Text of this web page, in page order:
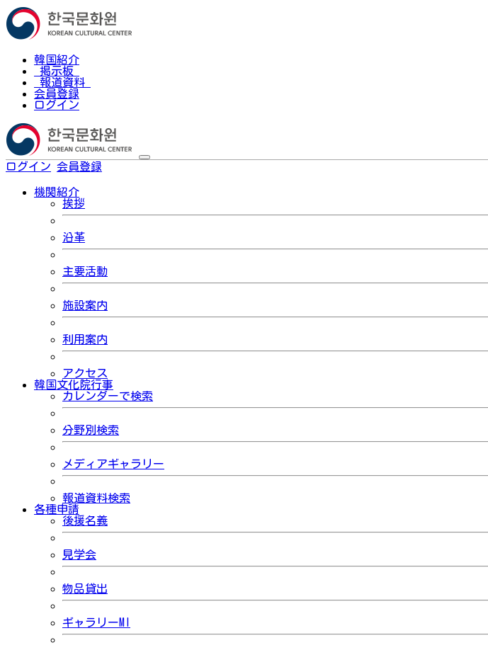
韓国紹介
掲示板
報道資料
会員登録
ログイン
ログイン 会員登録
機関紹介
挨拶
沿革
主要活動
施設案内
利用案内
アクセス
韓国文化院行事
カレンダーで検索
分野別検索
メディアギャラリー
報道資料検索
各種申請
後援名義
見学会
物品貸出
ギャラリーMI